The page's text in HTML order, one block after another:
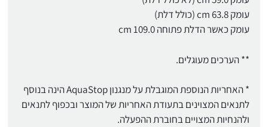
עומק 63.8 cm (כולל דלת)
עומק כאשר הדלת פתוחה 109.0 cm
** הערכים מעוגלים.
* האחריות הנוספת המוגבלת על מנגנון AquaStop הינה בנוסף
לתנאים המצוינים בתעודת האחריות של המוצר ובכפוף לתנאים
ולהנחיות המצויים בחוברת ההפעלה.